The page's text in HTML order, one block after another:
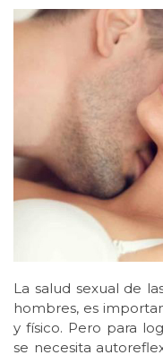
La salud sexual de
hombres, es
y físico. Pero para
se necesita